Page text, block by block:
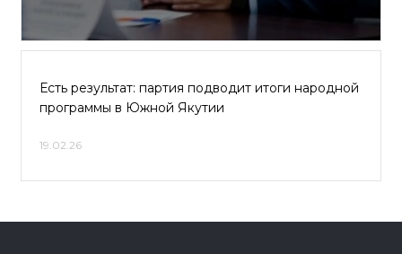
Есть результат: партия подводит итоги народной
программы в Южной Якутии
19.02.26